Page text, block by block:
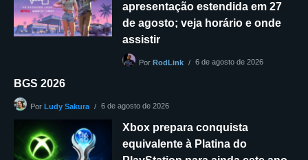
apresentação estendida em 27
de agosto; veja horário e onde
assistir
Por RodLink 6 de agosto de 2026
BGS 2026
Por Ludy Sakura 6 de agosto de 2026
Xbox prepara conquista
equivalente à Platina do